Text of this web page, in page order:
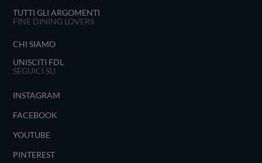
TUTTI GLI ARGOMENTI
FINE DINING LOVERS
CHI SIAMO
UNISCITI FDL
SEGUICI SU
INSTAGRAM
FACEBOOK
YOUTUBE
PINTEREST